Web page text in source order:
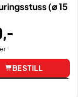
(ø 15
,-
BESTILL